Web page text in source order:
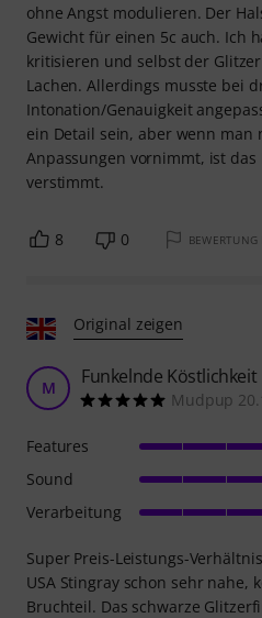
ohne Angst modulieren. Der
Gewicht für einen 5c auch. Ich
kritisieren und selbst der
Lachen. Allerdings musste bei
Intonation/Genauigkeit
ein Detail sein, aber wenn man
Anpassungen vornimmt, ist
verstimmt.
8 0
Original zeigen
M Funkelnde Köstlichkeit
Mudpup
Super Preis-Leistungs-
USA Stingray schon sehr nahe,
Bruchteil. Das schwarze
Features
Sound
Verarbeitung